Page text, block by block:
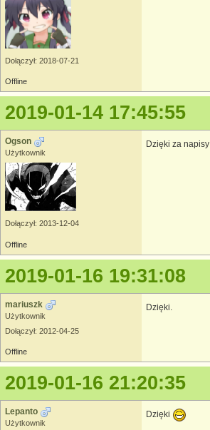
Dołączył: 2018-07-21
Offline
2019-01-14 17:45:55
Ogson
Użytkownik
Dołączył: 2013-12-04
Dzięki za napisy
Offline
2019-01-16 19:31:08
mariuszk
Użytkownik
Dołączył: 2012-04-25
Dzięki.
Offline
2019-01-16 21:20:35
Lepanto
Użytkownik
Dzięki